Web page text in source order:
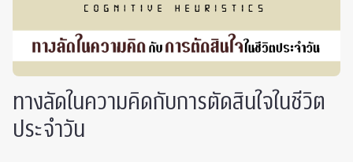
ทางลัดในความคิดกับการตัดสินใจในชีวิต
ประจำวัน